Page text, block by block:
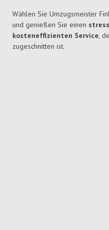
Wählen Sie Umzugsmeister
und genießen Sie einen
kosteneffizienten Service,
zugeschnitten ist.